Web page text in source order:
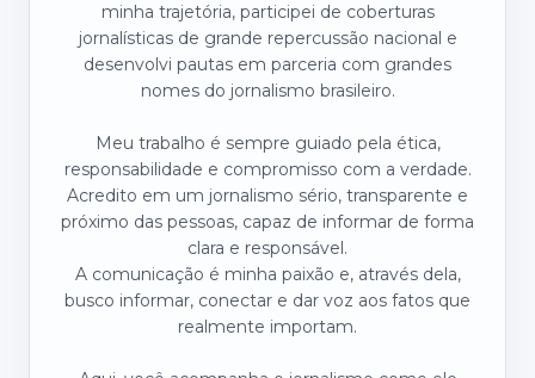
minha trajetória, participei de coberturas
jornalísticas de grande repercussão nacional e
desenvolvi pautas em parceria com grandes
nomes do jornalismo brasileiro.
Meu trabalho é sempre guiado pela ética,
responsabilidade e compromisso com a verdade.
Acredito em um jornalismo sério, transparente e
próximo das pessoas, capaz de informar de forma
clara e responsável.
A comunicação é minha paixão e, através dela,
busco informar, conectar e dar voz aos fatos que
realmente importam.